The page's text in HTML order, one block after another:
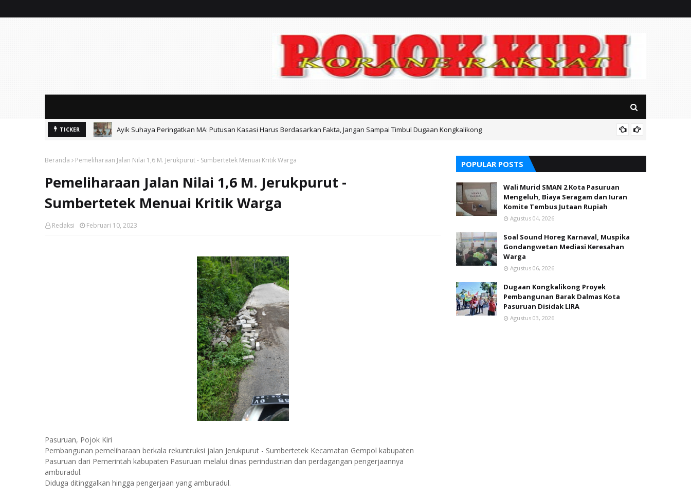
TICKER
Ayik Suhaya Peringatkan MA: Putusan Kasasi Harus Berdasarkan Fakta, Jangan Sampai Timbul Dugaan Kongkalikong
Soal Sound Horeg Karnaval, Muspika Gondangwetan Mediasi Keresahan Warga
Beranda Pemeliharaan Jalan Nilai 1,6 M. Jerukpurut - Sumbertetek Menuai Kritik Warga
Pemeliharaan Jalan Nilai 1,6 M. Jerukpurut -
Sumbertetek Menuai Kritik Warga
Redaksi Februari 10, 2023
Pasuruan, Pojok Kiri
Pembangunan pemeliharaan berkala rekuntruksi jalan Jerukpurut - Sumbertetek Kecamatan Gempol kabupaten
Pasuruan dari Pemerintah kabupaten Pasuruan melalui dinas perindustrian dan perdagangan pengerjaannya
amburadul.
Diduga ditinggalkan hingga pengerjaan yang amburadul.
POPULAR POSTS
Wali Murid SMAN 2 Kota Pasuruan
Mengeluh, Biaya Seragam dan Iuran
Komite Tembus Jutaan Rupiah
Agustus 04, 2026
Soal Sound Horeg Karnaval, Muspika
Gondangwetan Mediasi Keresahan
Warga
Agustus 06, 2026
Dugaan Kongkalikong Proyek
Pembangunan Barak Dalmas Kota
Pasuruan Disidak LIRA
Agustus 03, 2026